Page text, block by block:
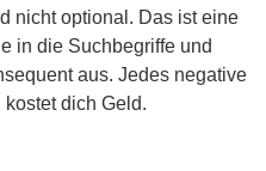
nicht optional. Das ist eine
in die Suchbegriffe und
aus. Jedes negative
dich Geld.